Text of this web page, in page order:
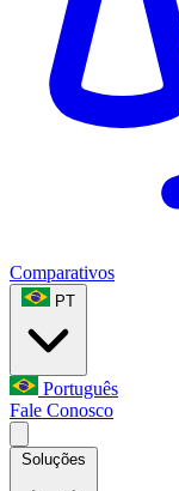
Comparativos
PT
Português
Fale Conosco
Soluções